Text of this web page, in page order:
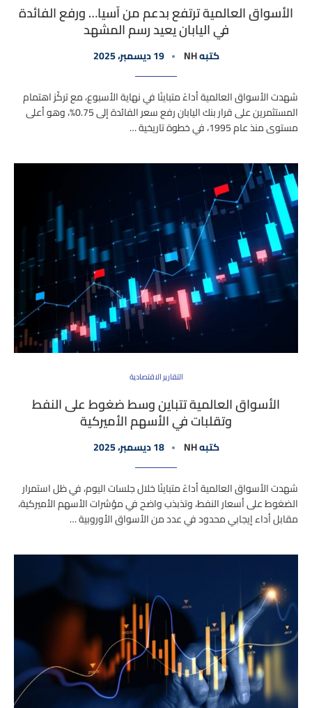
الأسواق العالمية ترتفع بدعم من آسيا… ورفع الفائدة
في اليابان يعيد رسم المشهد
كتبهNH 19 ديسمبر، 2025
شهدت الأسواق العالمية أداءً متباينًا في نهاية الأسبوع، مع تركّز اهتمام
المستثمرين على قرار بنك اليابان رفع سعر الفائدة إلى 0.75%، وهو أعلى
مستوى منذ عام 1995، في خطوة تاريخية …
التقارير الاقتصادية
الأسواق العالمية تتباين وسط ضغوط على النفط
وتقلبات في الأسهم الأميركية
كتبهNH 18 ديسمبر، 2025
شهدت الأسواق العالمية أداءً متباينًا خلال جلسات اليوم، في ظل استمرار
الضغوط على أسعار النفط، وتذبذب واضح في مؤشرات الأسهم الأميركية،
مقابل أداء إيجابي محدود في عدد من الأسواق الأوروبية …